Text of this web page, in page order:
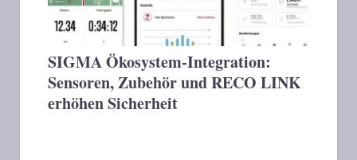
SIGMA Ökosystem-Integration:
Sensoren, Zubehör und RECO LINK
erhöhen Sicherheit